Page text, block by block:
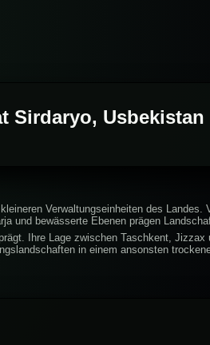
Sirdaryo, Usbekistan
Verwaltungseinheiten des Landes.
und bewässerte Ebenen prägen
Ihre Lage zwischen Taschkent,
in einem ansonsten